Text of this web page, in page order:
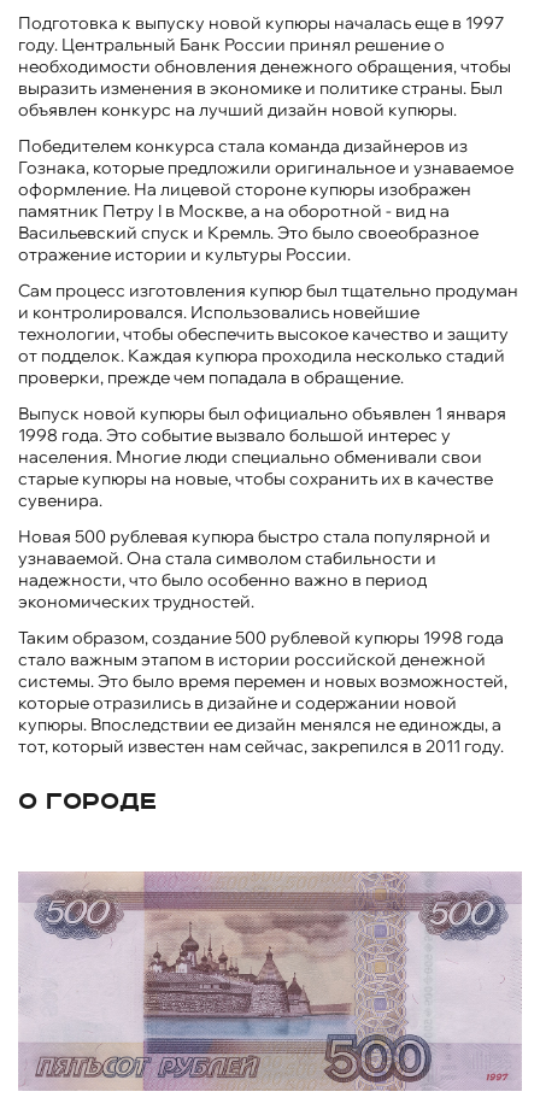
Подготовка к выпуску новой купюры началась еще в 1997
году. Центральный Банк России принял решение о
необходимости обновления денежного обращения, чтобы
выразить изменения в экономике и политике страны. Был
объявлен конкурс на лучший дизайн новой купюры.
Победителем конкурса стала команда дизайнеров из
Гознака, которые предложили оригинальное и узнаваемое
оформление. На лицевой стороне купюры изображен
памятник Петру I в Москве, а на оборотной - вид на
Васильевский спуск и Кремль. Это было своеобразное
отражение истории и культуры России.
Сам процесс изготовления купюр был тщательно продуман
и контролировался. Использовались новейшие
технологии, чтобы обеспечить высокое качество и защиту
от подделок. Каждая купюра проходила несколько стадий
проверки, прежде чем попадала в обращение.
Выпуск новой купюры был официально объявлен 1 января
1998 года. Это событие вызвало большой интерес у
населения. Многие люди специально обменивали свои
старые купюры на новые, чтобы сохранить их в качестве
сувенира.
Новая 500 рублевая купюра быстро стала популярной и
узнаваемой. Она стала символом стабильности и
надежности, что было особенно важно в период
экономических трудностей.
Таким образом, создание 500 рублевой купюры 1998 года
стало важным этапом в истории российской денежной
системы. Это было время перемен и новых возможностей,
которые отразились в дизайне и содержании новой
купюры. Впоследствии ее дизайн менялся не единожды, а
тот, который известен нам сейчас, закрепился в 2011 году.
О городе